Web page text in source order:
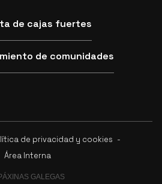
de cajas fuertes
de comunidades
de privacidad y cookies -
Área Interna
GALEGAS